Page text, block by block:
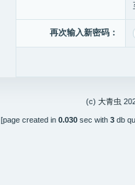
再次输入新密码：
(c) 大青虫
[page created in 0.030 sec with 3db